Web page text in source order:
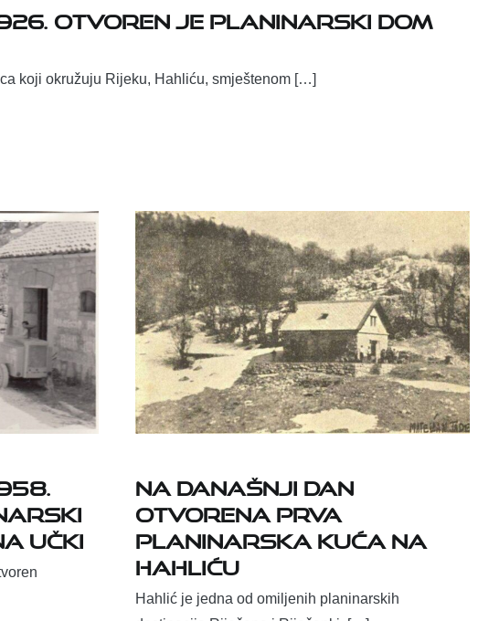
otvoren je planinarski dom
koji okružuju Rijeku, Hahliću, smještenom […]
Učki
Na današnji dan
otvorena prva
planinarska kuća na
Hahliću
Hahlić je jedna od omiljenih planinarskih